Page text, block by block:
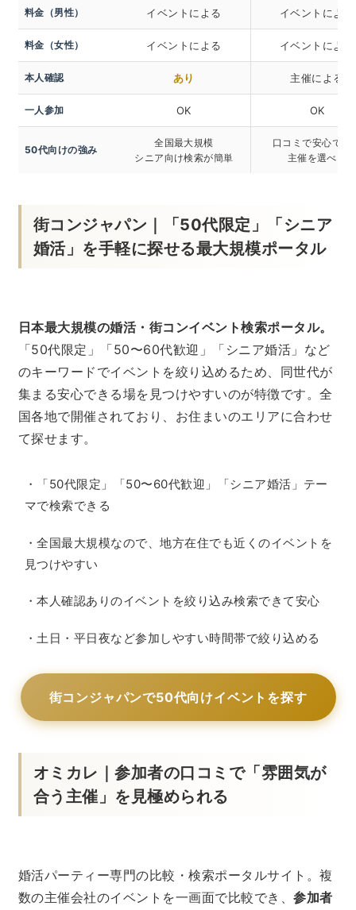
料金（男性） イベントによる イベントによる
料金（女性） イベントによる イベントによる
本人確認 あり 主催による
一人参加 OK OK
50代向けの強み
全国最大規模
シニア向け検索が簡単
口コミで安心でき
主催を選べる
街コンジャパン｜「50代限定」「シニア
婚活」を手軽に探せる最大規模ポータル
日本最大規模の婚活・街コンイベント検索ポータル。
「50代限定」「50〜60代歓迎」「シニア婚活」など
のキーワードでイベントを絞り込めるため、同世代が
集まる安心できる場を見つけやすいのが特徴です。全
国各地で開催されており、お住まいのエリアに合わせ
て探せます。
・「50代限定」「50〜60代歓迎」「シニア婚活」テー
マで検索できる
・全国最大規模なので、地方在住でも近くのイベントを
見つけやすい
・本人確認ありのイベントを絞り込み検索できて安心
・土日・平日夜など参加しやすい時間帯で絞り込める
街コンジャパンで50代向けイベントを探す
オミカレ｜参加者の口コミで「雰囲気が
合う主催」を見極められる
婚活パーティー専門の比較・検索ポータルサイト。複
数の主催会社のイベントを一画面で比較でき、参加者